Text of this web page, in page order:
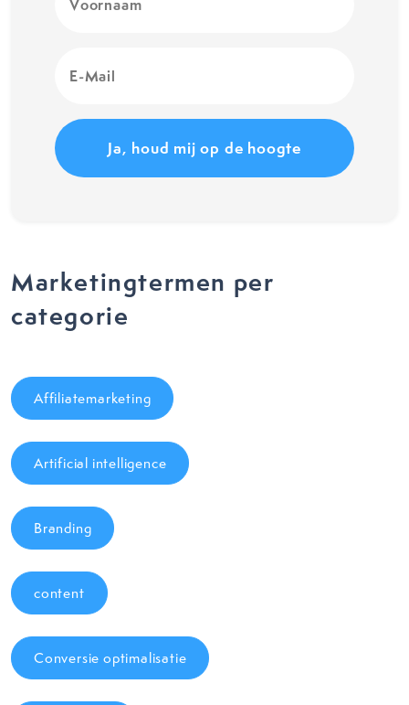
(Vereist)
Mail
Marketingtermen per
categorie
Affiliatemarketing
Artificial intelligence
Branding
content
Conversie optimalisatie